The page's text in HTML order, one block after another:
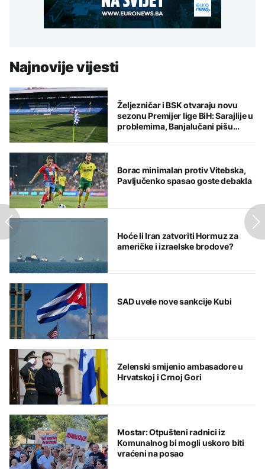
Najnovije vijesti
Željezničar i BSK otvaraju novu
sezonu Premijer lige BiH: Sarajlije u
problemima, Banjalučani pišu
Borac minimalan protiv Vitebska,
Pavljučenko spasao goste debakla
Hoće li Iran zatvoriti Hormuz za
američke i izraelske brodove?
SAD uvele nove sankcije Kubi
Zelenski smijenio ambasadore u
Hrvatskoj i Crnoj Gori
Mostar: Otpušteni radnici iz
Komunalnog bi mogli uskoro biti
vraćeni na posao